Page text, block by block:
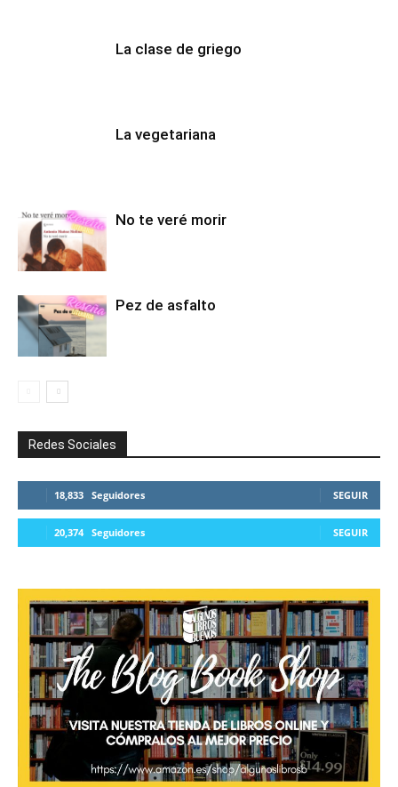
La clase de griego
La vegetariana
No te veré morir
Pez de asfalto
Redes Sociales
18,833 Seguidores SEGUIR
20,374 Seguidores SEGUIR